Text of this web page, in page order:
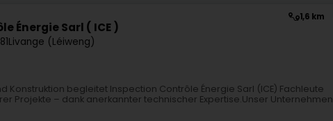
1,6 km
Énergie Sarl ( ICE )
Livange (Léiweng)
Konstruktion begleitet Inspection Contrôle Énergie Sarl (ICE) Fachleute
Projekte – dank anerkannter technischer Expertise.Unser Unternehmen